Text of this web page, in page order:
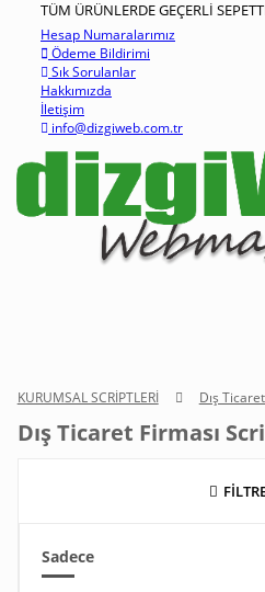
TÜM ÜRÜNLERDE GEÇERLİ
Numaralarımız
Bildirimi
Sorulanlar
KURUMSAL SCRİPTLERİ Dış
Dış Ticaret Firması
Sadece